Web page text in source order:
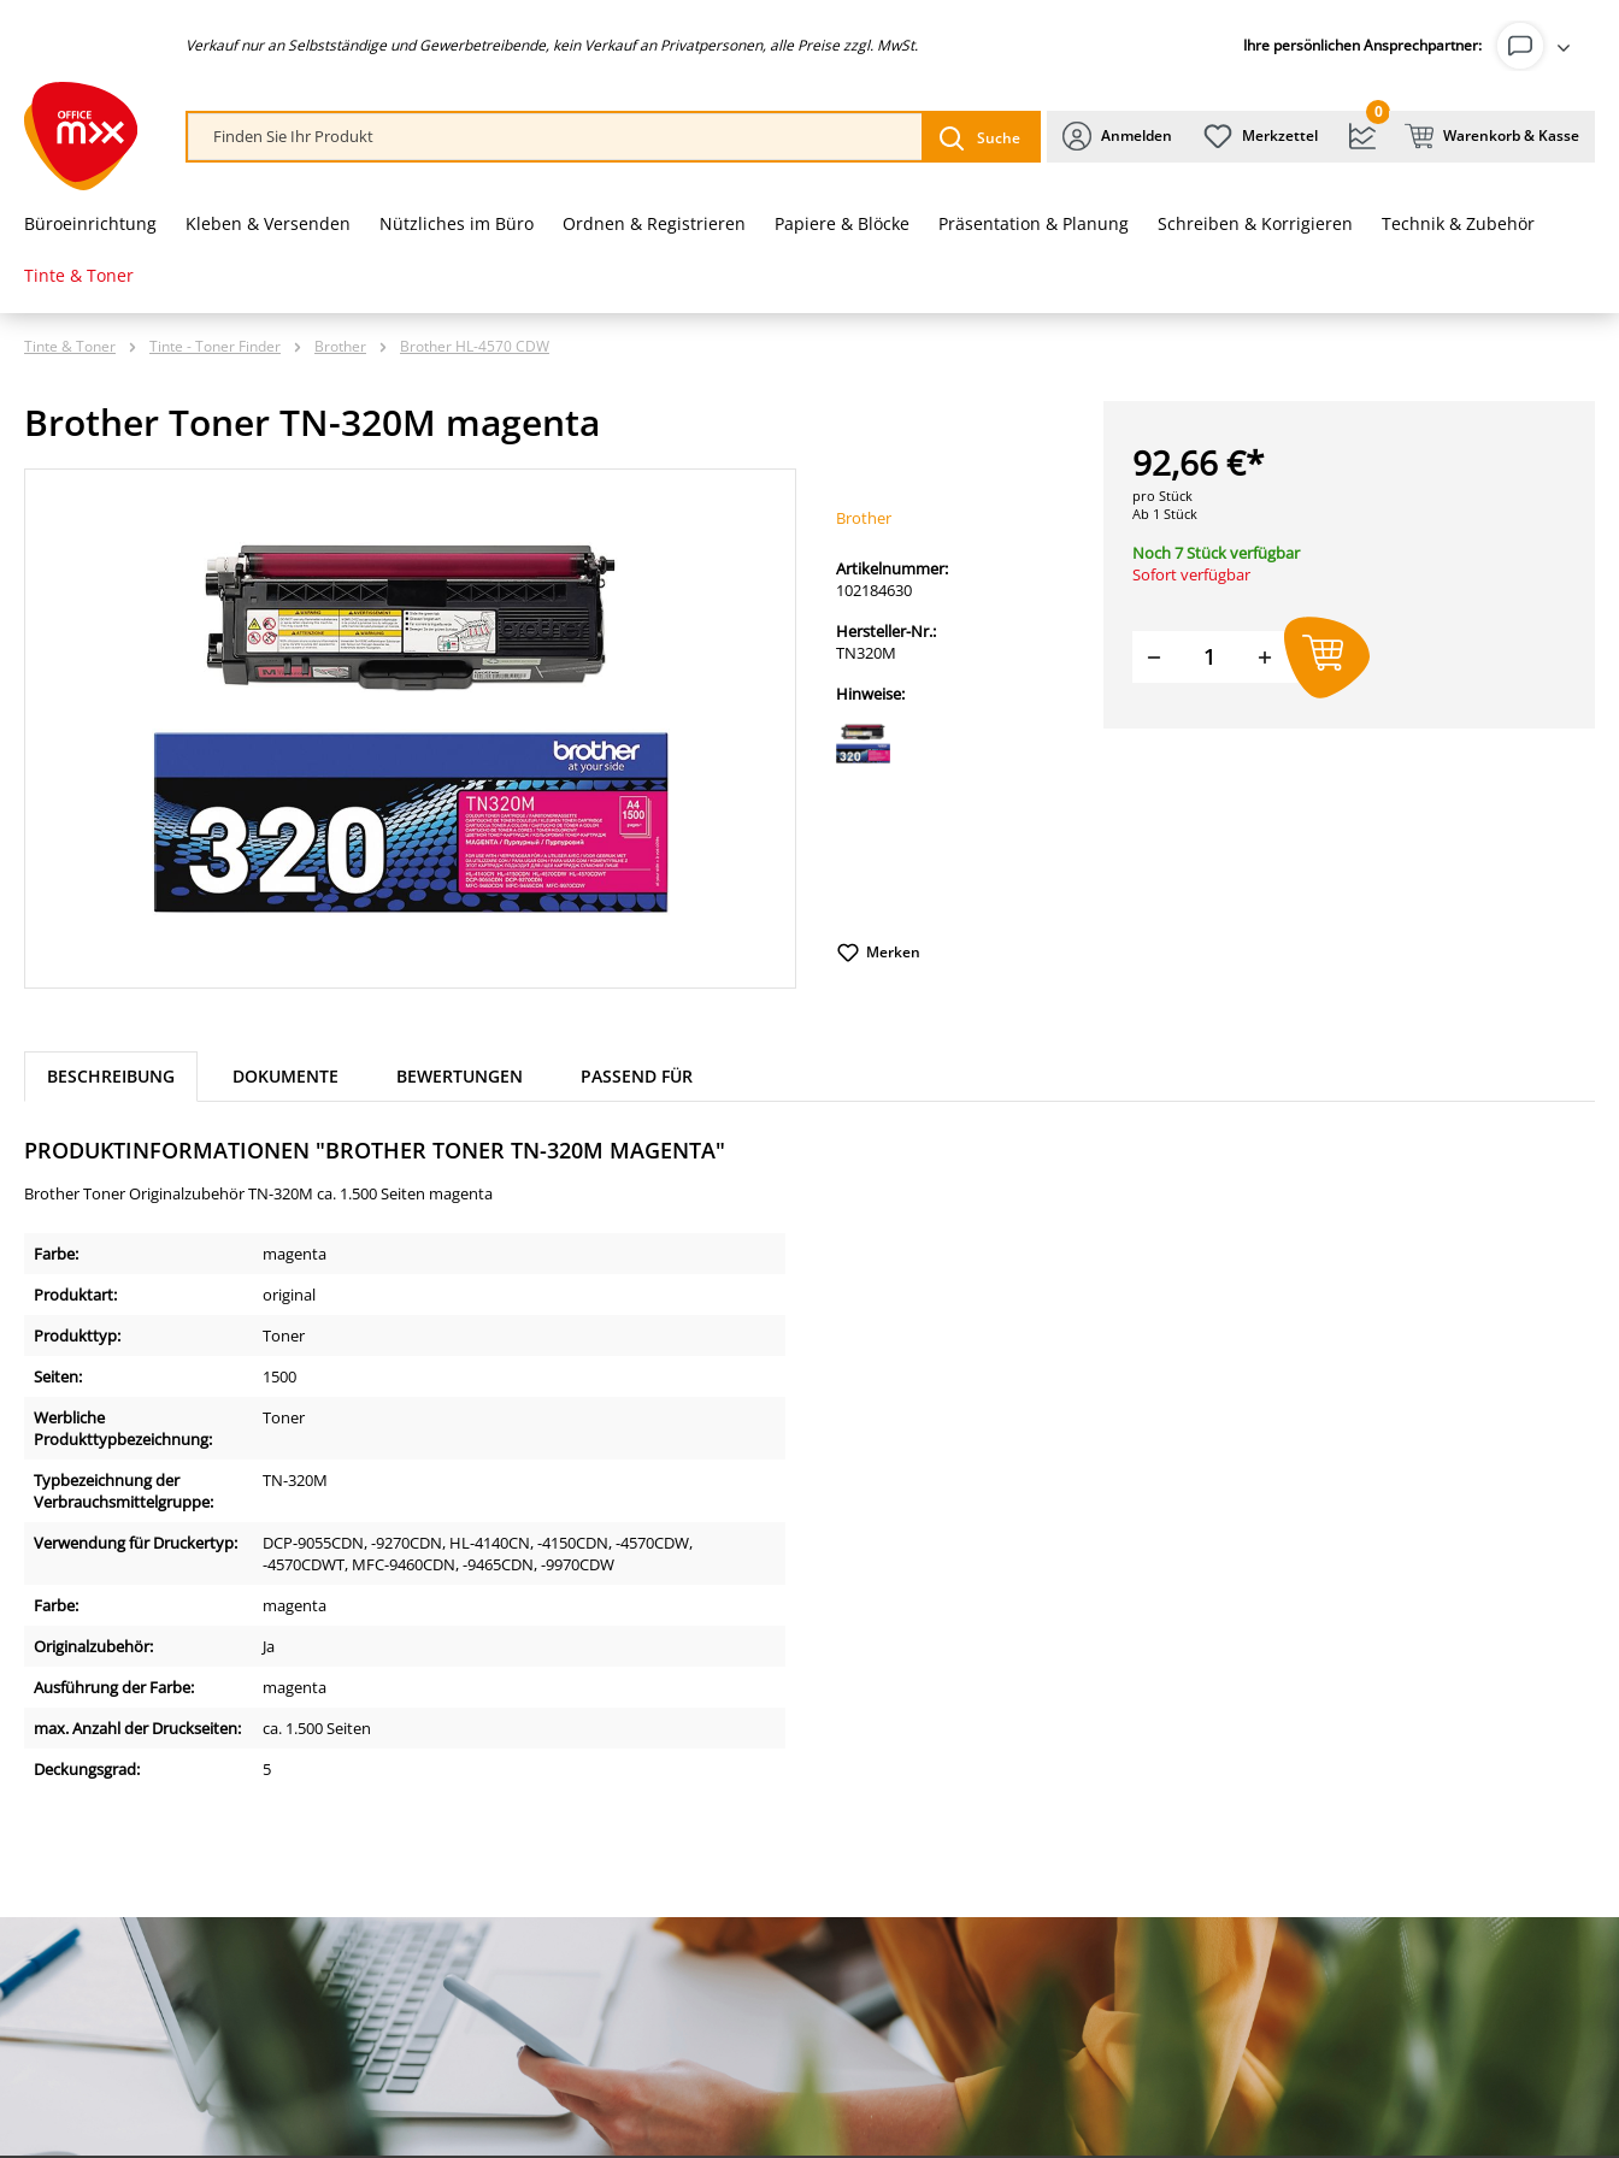
Verkauf nur an Selbstständige und Gewerbetreibende, kein Verkauf an Privatpersonen, alle Preise zzgl. MwSt. Ihre persönlichen Ansprechpartner:
Suche Anmelden Merkzettel
0
Warenkorb & Kasse
Büroeinrichtung Kleben & Versenden Nützliches im Büro Ordnen & Registrieren Papiere & Blöcke Präsentation & Planung Schreiben & Korrigieren Technik & Zubehör
Tinte & Toner
Tinte & Toner Tinte - Toner Finder Brother Brother HL-4570 CDW
Brother Toner TN-320M magenta
Brother
Artikelnummer:
102184630
Hersteller-Nr.:
TN320M
Hinweise:
Merken
92,66 €*
pro Stück
Ab 1 Stück
Noch 7 Stück verfügbar
Sofort verfügbar
Produkt Anzahl: Gib den
BESCHREIBUNG DOKUMENTE BEWERTUNGEN PASSEND FÜR
PRODUKTINFORMATIONEN "BROTHER TONER TN-320M MAGENTA"
Brother Toner Originalzubehör TN-320M ca. 1.500 Seiten magenta
Farbe:
magenta
Produktart:
original
Produkttyp:
Toner
Seiten:
1500
Werbliche
Produkttypbezeichnung:
Toner
Typbezeichnung der
Verbrauchsmittelgruppe:
TN-320M
Verwendung für Druckertyp:
DCP-9055CDN, -9270CDN, HL-4140CN, -4150CDN, -4570CDW,
-4570CDWT, MFC-9460CDN, -9465CDN, -9970CDW
Farbe:
magenta
Originalzubehör:
Ja
Ausführung der Farbe:
magenta
max. Anzahl der Druckseiten:
ca. 1.500 Seiten
Deckungsgrad:
5